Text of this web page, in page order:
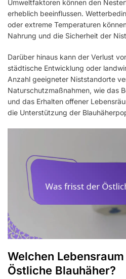
Umweltfaktoren können den
erheblich beeinflussen.
oder extreme Temperaturen
Nahrung und die Sicherheit der
Darüber hinaus kann der Verlust
städtische Entwicklung oder
Anzahl geeigneter Niststandorte
Naturschutzmaßnahmen, wie das
und das Erhalten offener
die Unterstützung der
Welchen
Östliche Blauhäher?